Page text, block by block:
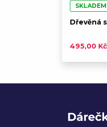
SKLADEM
Dřevěná
495,00 Kč